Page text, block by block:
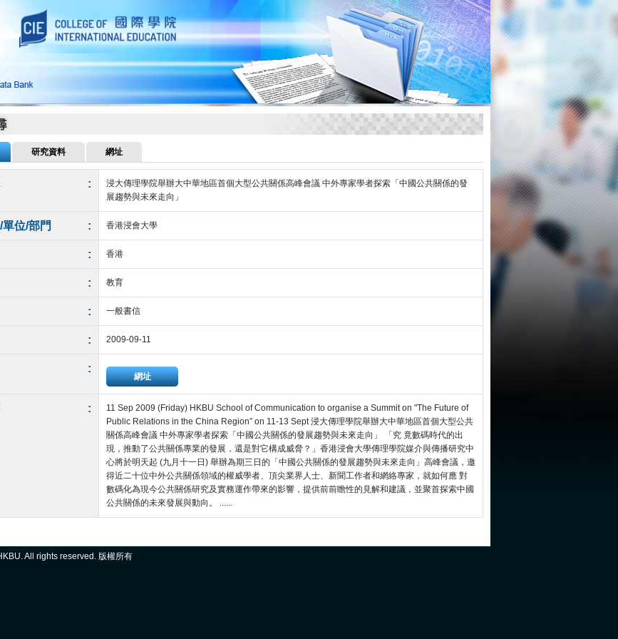
研究資料 網址
:
浸大傳理學院舉辦大中華地區首個大型公共關係高峰會議 中外專家學者探索「中國公共關係的發
展趨勢與未來走向」
位/部門 : 香港浸會大學
: 香港
: 教育
: 一般書信
: 2009-09-11
:
網址
:
11 Sep 2009 (Friday) HKBU School of Communication to organise a Summit on "The Future of
Public Relations in the China Region” on 11-13 Sept 浸大傳理學院舉辦大中華地區首個大型公共
關係高峰會議 中外專家學者探索「中國公共關係的發展趨勢與未來走向」 「究 竟數碼時代的出
現，推動了公共關係專業的發展，還是對它構成威脅？」香港浸會大學傳理學院媒介與傳播研究中
心將於明天起 (九月十一日) 舉辦為期三日的「中國公共關係的發展趨勢與未來走向」高峰會議，邀
得近二十位中外公共關係領域的權威學者、頂尖業界人士、新聞工作者和網絡專家，就如何應 對
數碼化為現今公共關係研究及實務運作帶來的影響，提供前前瞻性的見解和建議，並聚首探索中國
公共關係的未來發展與動向。 ......
All rights reserved. 版權所有